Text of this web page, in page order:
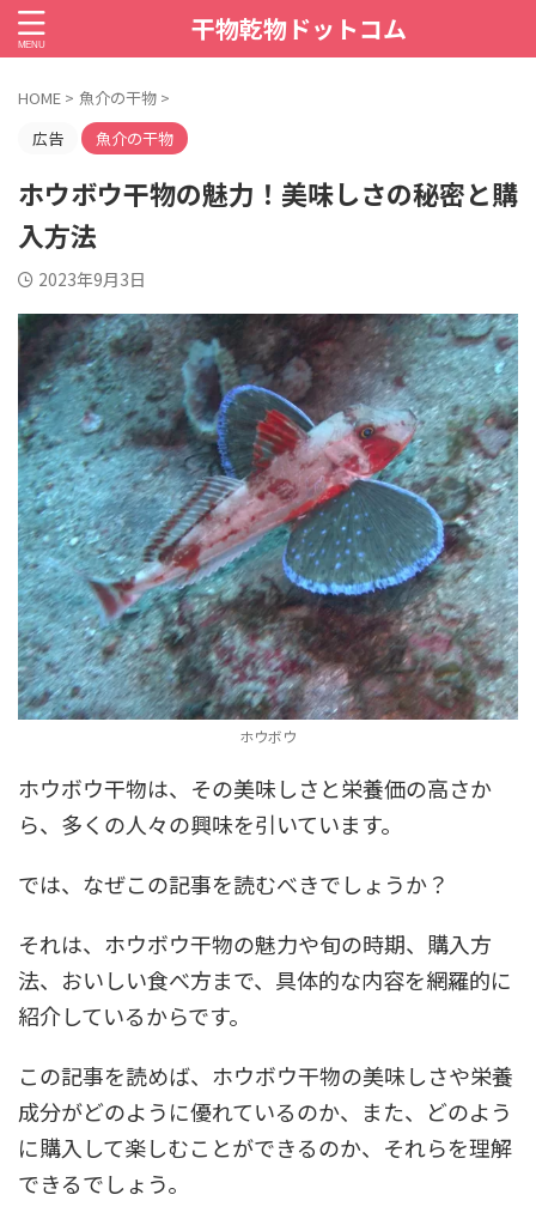
干物乾物ドットコム
HOME > 魚介の干物 >
広告
魚介の干物
ホウボウ干物の魅力！美味しさの秘密と購
入方法
2023年9月3日
ホウボウ
ホウボウ干物は、その美味しさと栄養価の高さか
ら、多くの人々の興味を引いています。
では、なぜこの記事を読むべきでしょうか？
それは、ホウボウ干物の魅力や旬の時期、購入方
法、おいしい食べ方まで、具体的な内容を網羅的に
紹介しているからです。
この記事を読めば、ホウボウ干物の美味しさや栄養
成分がどのように優れているのか、また、どのよう
に購入して楽しむことができるのか、それらを理解
できるでしょう。